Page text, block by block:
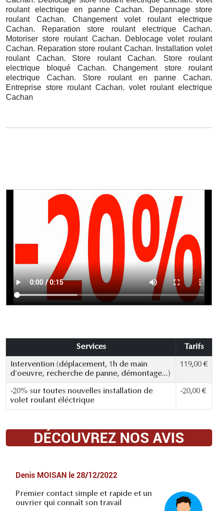
roulant electrique en panne Cachan. Depannage store
roulant Cachan. Changement volet roulant electrique
Cachan. Reparation store roulant electrique Cachan.
Motoriser store roulant Cachan. Deblocage volet roulant
Cachan. Reparation store roulant Cachan. Installation volet
roulant Cachan. Store roulant Cachan. Store roulant
electrique bloqué Cachan. Changement store roulant
electrique Cachan. Store roulant en panne Cachan.
Entreprise store roulant Cachan. volet roulant electrique
Cachan
Services Tarifs
Intervention (déplacement, 1h de main
d'oeuvre, recherche de panne, démontage...)
119,00 €
-20% sur toutes nouvelles installation de
volet roulant éléctrique
-20,00 €
DÉCOUVREZ NOS AVIS
Denis MOISAN le 28/12/2022
Premier contact simple et rapide et un
ouvrier qui connaît son travail